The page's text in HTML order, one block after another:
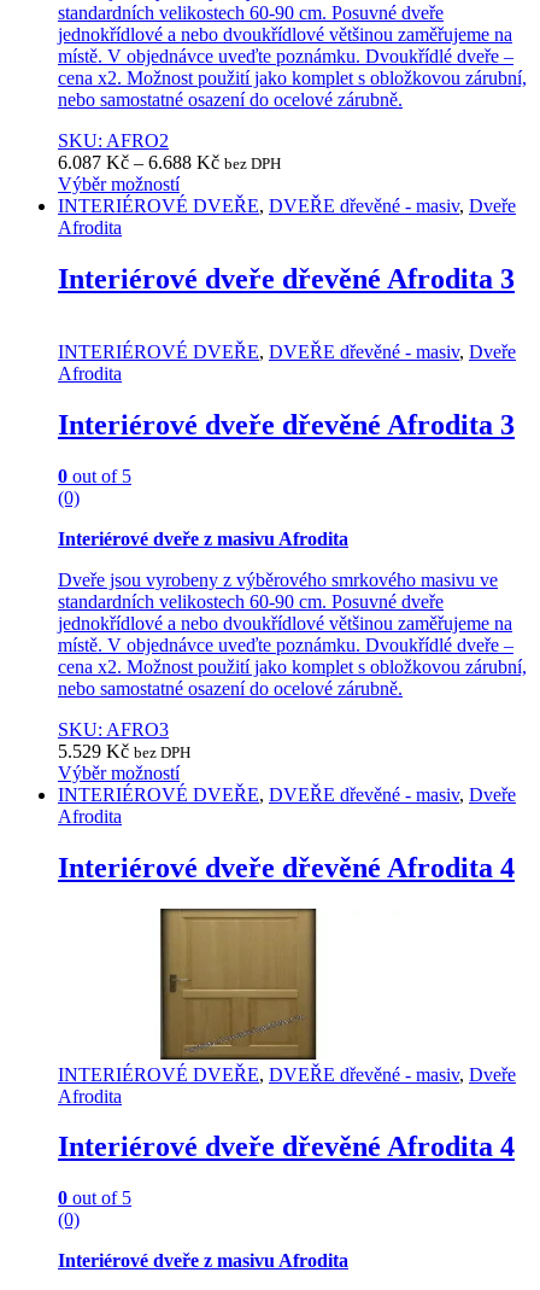
standardních velikostech 60-90 cm. Posuvné dveře
jednokřídlové a nebo dvoukřídlové většinou zaměřujeme na
místě. V objednávce uveďte poznámku. Dvoukřídlé dveře –
cena x2. Možnost použití jako komplet s obložkovou zárubní,
nebo samostatné osazení do ocelové zárubně.
SKU: AFRO2
6.087 Kč – 6.688 Kč bez DPH
Výběr možností
This
product
multiple
variants.
may
be
on
the
product
page
INTERIÉROVÉ DVEŘE, DVEŘE dřevěné - masiv, Dveře
Afrodita
Interiérové dveře dřevěné Afrodita 3
INTERIÉROVÉ DVEŘE, DVEŘE dřevěné - masiv, Dveře
Afrodita
Interiérové dveře dřevěné Afrodita 3
0 out of 5
(0)
Interiérové dveře z masivu Afrodita
Dveře jsou vyrobeny z výběrového smrkového masivu ve
standardních velikostech 60-90 cm. Posuvné dveře
jednokřídlové a nebo dvoukřídlové většinou zaměřujeme na
místě. V objednávce uveďte poznámku. Dvoukřídlé dveře –
cena x2. Možnost použití jako komplet s obložkovou zárubní,
nebo samostatné osazení do ocelové zárubně.
SKU: AFRO3
5.529 Kč bez DPH
Výběr možností
This
product
multiple
variants.
page
INTERIÉROVÉ DVEŘE, DVEŘE dřevěné - masiv, Dveře
Afrodita
Interiérové dveře dřevěné Afrodita 4
INTERIÉROVÉ DVEŘE, DVEŘE dřevěné - masiv, Dveře
Afrodita
Interiérové dveře dřevěné Afrodita 4
0 out of 5
(0)
Interiérové dveře z masivu Afrodita